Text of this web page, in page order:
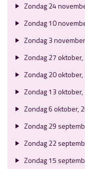
Zondag 24
Zondag 10
Zondag 3
Zondag 27 oktober,
Zondag 20 oktober,
Zondag 13 oktober,
Zondag 6 oktober,
Zondag 29
Zondag 22
Zondag 15